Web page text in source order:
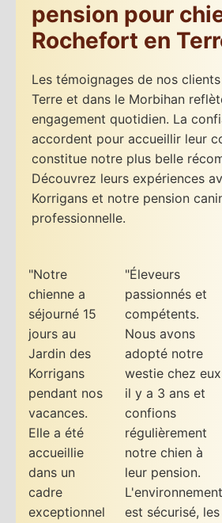
pension pour
Rochefort en
Les témoignages de nos
Terre et dans le Morbihan
engagement quotidien. La
accordent pour accueillir leur
constitue notre plus belle
Découvrez leurs expériences
Korrigans et notre pension
professionnelle.
"Notre
chienne a
séjourné 15
jours au
Jardin des
Korrigans
pendant nos
vacances.
Elle a été
accueillie
dans un
cadre
exceptionnel
"Éleveurs
passionnés et
compétents.
Nous avons
adopté notre
westie chez eux
il y a 3 ans et
confions
régulièrement
notre chien à
leur pension.
L'environnement
est sécurisé, les